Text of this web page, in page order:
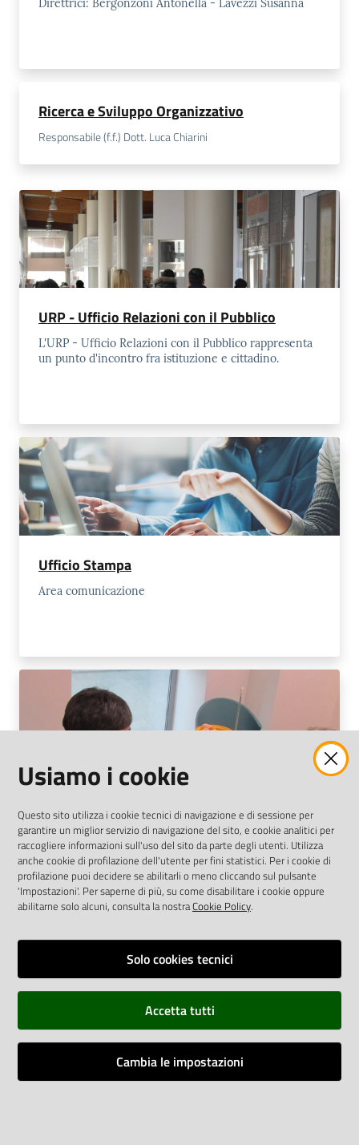
Direttrici: Bergonzoni Antonella - Lavezzi Susanna
Ricerca e Sviluppo Organizzativo
Responsabile (f.f.) Dott. Luca Chiarini
URP - Ufficio Relazioni con il Pubblico
L'URP - Ufficio Relazioni con il Pubblico rappresenta
un punto d'incontro fra istituzione e cittadino.
Ufficio Stampa
Area comunicazione
Direttore: Dott.ssa Susanna Lavezzi
Direttore: Dott. Carmelo Ippolito
Ultimo aggiornamento
10-03-2021 13:03
Usiamo i cookie
Questo sito utilizza i cookie tecnici di navigazione e di sessione per
garantire un miglior servizio di navigazione del sito, e cookie analitici per
raccogliere informazioni sull'uso del sito da parte degli utenti. Utilizza
anche cookie di profilazione dell'utente per fini statistici. Per i cookie di
profilazione puoi decidere se abilitarli o meno cliccando sul pulsante
'Impostazioni'. Per saperne di più, su come disabilitare i cookie oppure
abilitarne solo alcuni, consulta la nostraCookie Policy.
Solo cookies tecnici
Accetta tutti
Cambia le impostazioni